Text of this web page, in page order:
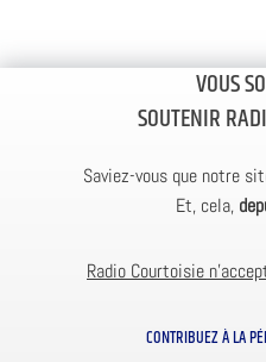
VOUS
SOUTENIR
Saviez-vous que notre
Et, cela,
Radio Courtoisie
CONTRIBUEZ À LA